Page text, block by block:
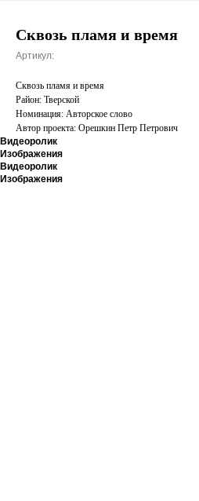
Сквозь пламя и время
Артикул:
Сквозь пламя и время
Район: Тверской
Номинация: Авторское слово
Автор проекта: Орешкин Петр Петрович
Видеоролик
Изображения
Видеоролик
Изображения